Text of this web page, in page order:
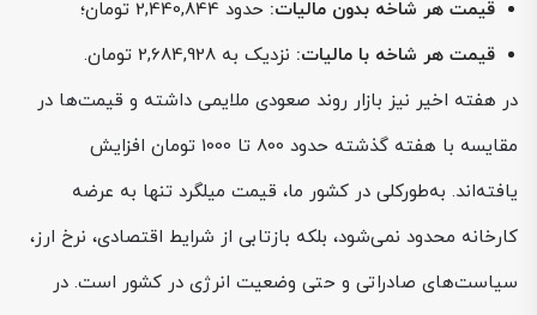
قیمت هر شاخه بدون مالیات: حدود 2,440,844 تومان؛
قیمت هر شاخه با مالیات: نزدیک به 2,684,928 تومان.
در هفته اخیر نیز بازار روند صعودی ملایمی داشته و قیمت‌ها در
مقایسه با هفته گذشته حدود 800 تا 1000 تومان افزایش
یافته‌اند. به‌طورکلی در کشور ما، قیمت میلگرد تنها به عرضه
کارخانه محدود نمی‌شود، بلکه بازتابی از شرایط اقتصادی، نرخ ارز،
سیاست‌های صادراتی و حتی وضعیت انرژی در کشور است. در